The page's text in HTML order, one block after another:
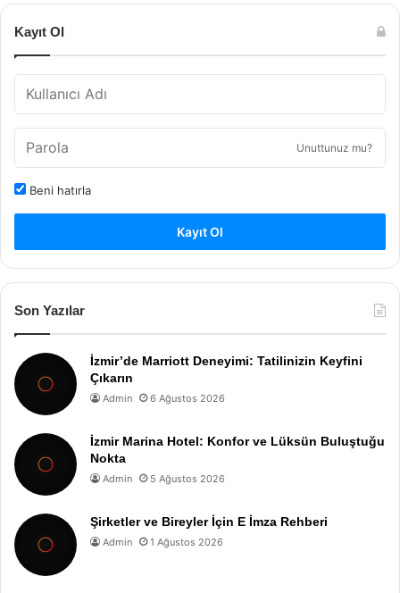
Kayıt Ol
Unuttunuz mu?
Beni hatırla
Kayıt Ol
Son Yazılar
İzmir’de Marriott Deneyimi: Tatilinizin Keyfini
Çıkarın
Admin 6 Ağustos 2026
İzmir Marina Hotel: Konfor ve Lüksün Buluştuğu
Nokta
Admin 5 Ağustos 2026
Şirketler ve Bireyler İçin E İmza Rehberi
Admin 1 Ağustos 2026